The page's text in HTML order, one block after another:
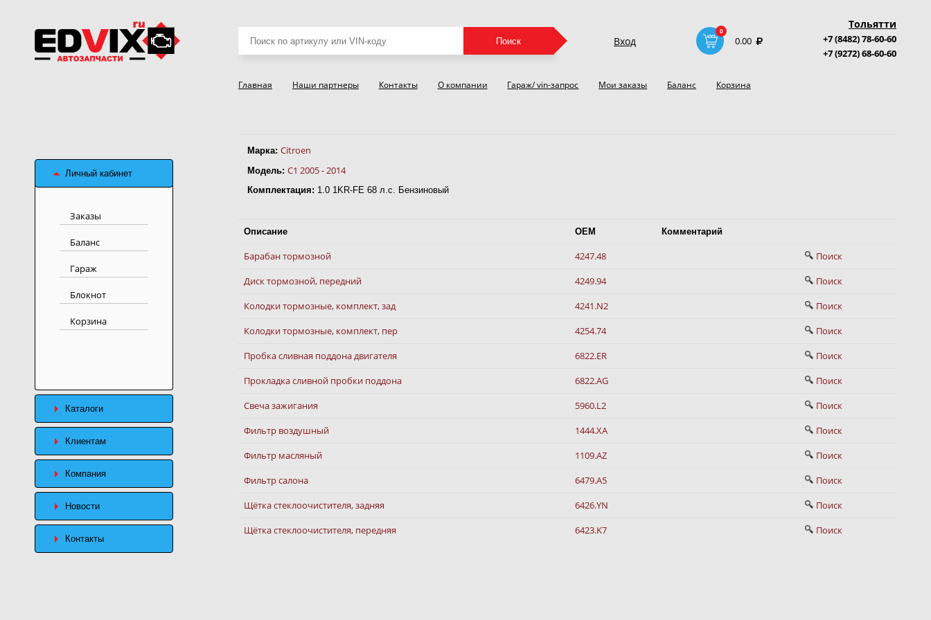
товаров
Поиск Вход
0
0.00
Тольятти
+7 (8482) 78-60-60
+7 (9272) 68-60-60
Главная Наши партнеры Контакты О компании Гараж/ vin-запрос Мои заказы Баланс Корзина
Личный кабинет
Заказы
Баланс
Гараж
Блокнот
Корзина
Каталоги
Клиентам
Компания
Новости
Контакты
Марка: Citroen
Модель: C1 2005 - 2014
Комплектация: 1.0 1KR-FE 68 л.с. Бензиновый
Описание OEM Комментарий
Барабан тормозной 4247.48
Поиск
Диск тормозной, передний
4249.94
Поиск
Колодки тормозные, комплект, зад
4241.N2
Поиск
Колодки тормозные, комплект, пер
4254.74
Поиск
Пробка сливная поддона двигателя
6822.ER
Поиск
Прокладка сливной пробки поддона
6822.AG
Поиск
Свеча зажигания
5960.L2
Поиск
Фильтр воздушный
1444.XA
Поиск
Фильтр масляный
1109.AZ
Поиск
Фильтр салона
6479.A5
Поиск
Щётка стеклоочистителя, задняя
6426.YN
Поиск
Щётка стеклоочистителя, передняя
6423.K7 Поиск